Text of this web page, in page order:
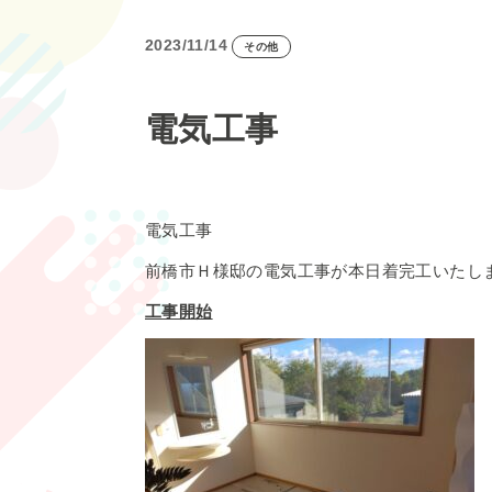
2023/11/14 その他
電気工事
電気工事
前橋市Ｈ様邸の電気工事が本日着完工いたし
工事開始